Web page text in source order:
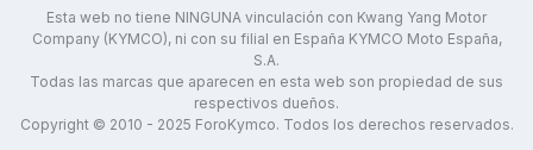
Esta web no tiene NINGUNA vinculación con Kwang Yang Motor
Company (KYMCO), ni con su filial en España KYMCO Moto España,
S.A.
Todas las marcas que aparecen en esta web son propiedad de sus
respectivos dueños.
Copyright © 2010 - 2025 ForoKymco. Todos los derechos reservados.